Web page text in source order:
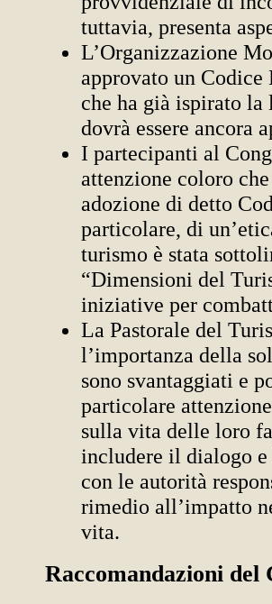
tuttavia, presenta
L’Organizzazione
approvato un
che ha già ispirato
dovrà essere ancora
I partecipanti al
attenzione coloro
adozione di detto
particolare, di
turismo è stata
“Dimensioni del
iniziative per
La Pastorale del
l’importanza della
sono svantaggiati e
particolare
sulla vita delle loro
includere il dialogo
con le autorità
rimedio all’impatto
vita.
Raccomandazioni del